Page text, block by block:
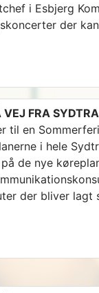
i Esbjerg
der
VEJ FRA
til en
i hele
de nye
der bliver lagt